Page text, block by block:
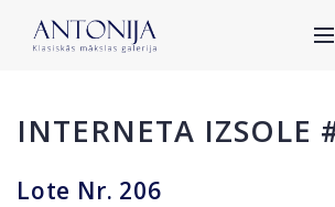
INTERNETA IZSOLE
Lote Nr. 206